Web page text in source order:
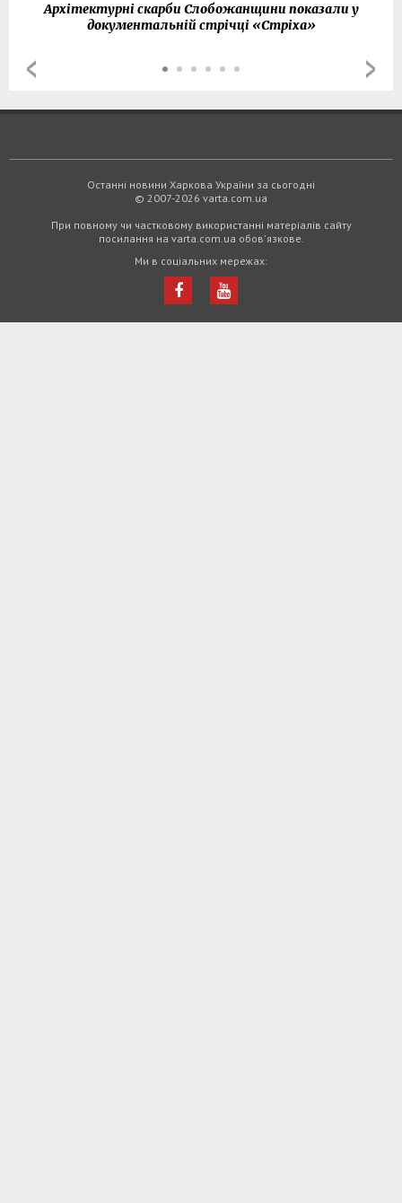
Архітектурні скарби Слобожанщини показали у
документальній стрічці «Стріха»
Останні новини Харкова України за сьогодні
© 2007-2026 varta.com.ua
При повному чи частковому використанні матеріалів сайту
посилання на varta.com.ua обов'язкове.
Ми в соціальних мережах: